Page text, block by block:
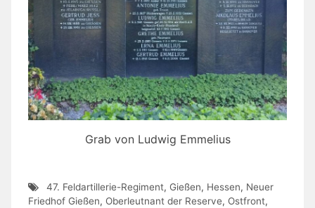
Grab von Ludwig Emmelius
47. Feldartillerie-Regiment, Gießen, Hessen, Neuer
Friedhof Gießen, Oberleutnant der Reserve, Ostfront,